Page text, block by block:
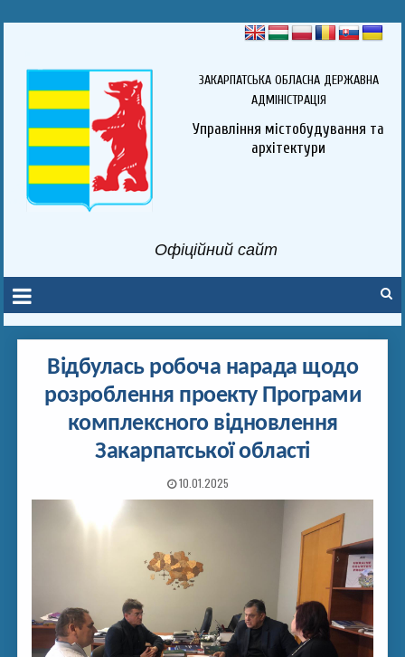
ЗАКАРПАТСЬКА ОБЛАСНА ДЕРЖАВНА
АДМІНІСТРАЦІЯ
Управління містобудування та
архітектури
Офіційний сайт
Відбулась робоча нарада щодо
розроблення проекту Програми
комплексного відновлення
Закарпатської області
10.01.2025